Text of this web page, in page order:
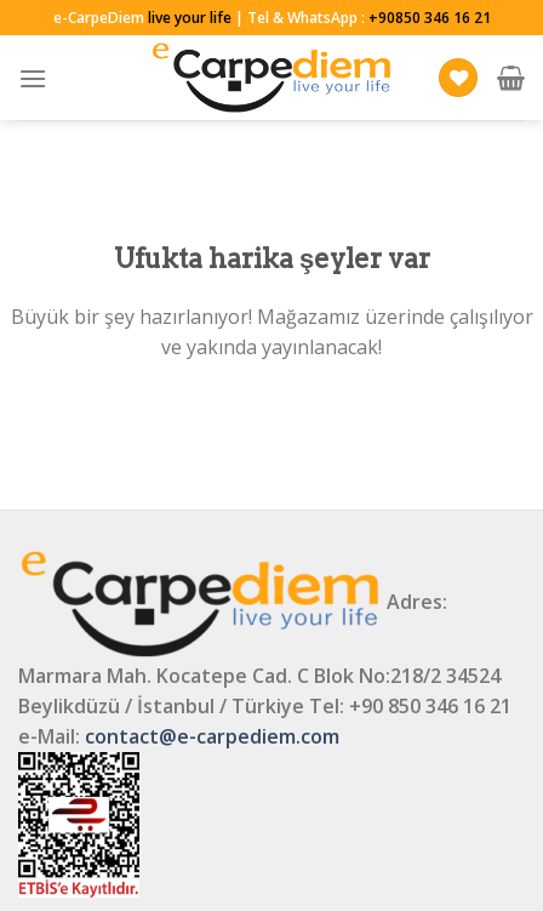
to
content
e-CarpeDiemlive your life| Tel & WhatsApp : +90850 346 16 21
Ufukta harika şeyler var
Büyük bir şey hazırlanıyor! Mağazamız üzerinde çalışılıyor
ve yakında yayınlanacak!
Adres:
Marmara Mah. Kocatepe Cad. C Blok No:218/2 34524
Beylikdüzü / İstanbul / Türkiye Tel: +90 850 346 16 21
e-Mail: contact@e-carpediem.com